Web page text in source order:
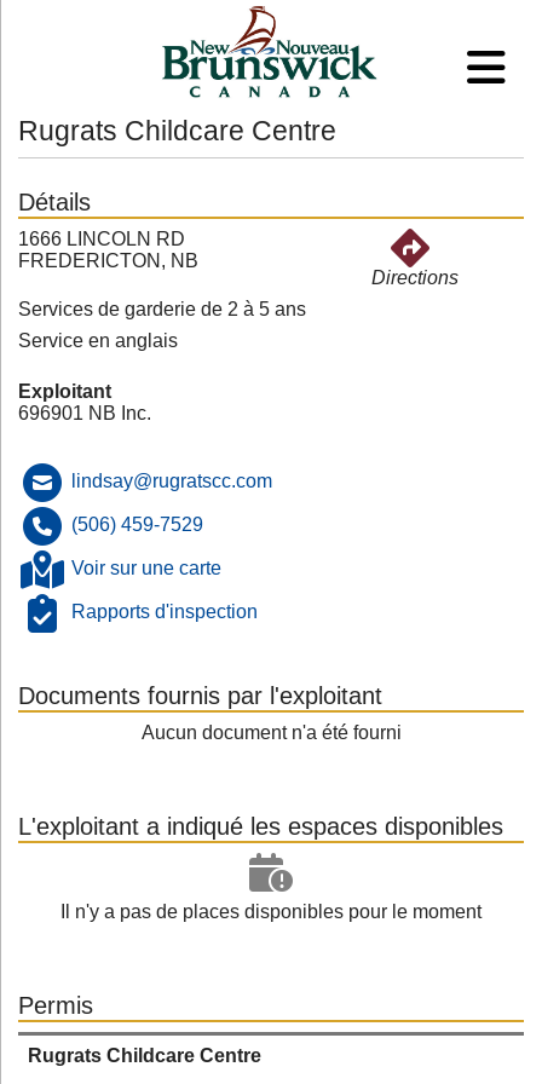
Rugrats Childcare Centre
Détails
1666 LINCOLN RD
FREDERICTON, NB
Directions
Services de garderie de 2 à 5 ans
Service en anglais
Exploitant
696901 NB Inc.
lindsay@rugratscc.com
(506) 459-7529
Voir sur une carte
Rapports d'inspection
Documents fournis par l'exploitant
Aucun document n'a été fourni
L'exploitant a indiqué les espaces disponibles
Il n'y a pas de places disponibles pour le moment
Permis
Rugrats Childcare Centre